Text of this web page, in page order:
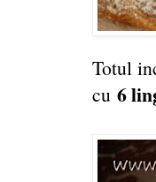
Totul
cu 6